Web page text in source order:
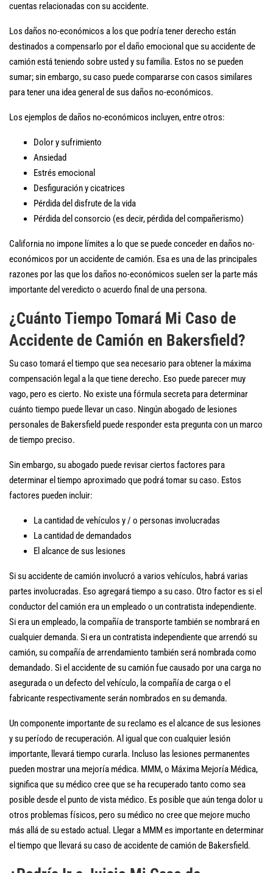
cuentas relacionadas con su accidente.
Los daños no-económicos a los que podría tener derecho están
destinados a compensarlo por el daño emocional que su accidente de
camión está teniendo sobre usted y su familia. Estos no se pueden
sumar; sin embargo, su caso puede compararse con casos similares
para tener una idea general de sus daños no-económicos.
Los ejemplos de daños no-económicos incluyen, entre otros:
Dolor y sufrimiento
Ansiedad
Estrés emocional
Desfiguración y cicatrices
Pérdida del disfrute de la vida
Pérdida del consorcio (es decir, pérdida del compañerismo)
California no impone límites a lo que se puede conceder en daños no-
económicos por un accidente de camión. Esa es una de las principales
razones por las que los daños no-económicos suelen ser la parte más
importante del veredicto o acuerdo final de una persona.
¿Cuánto Tiempo Tomará Mi Caso de
Accidente de Camión en Bakersfield?
Su caso tomará el tiempo que sea necesario para obtener la máxima
compensación legal a la que tiene derecho. Eso puede parecer muy
vago, pero es cierto. No existe una fórmula secreta para determinar
cuánto tiempo puede llevar un caso. Ningún abogado de lesiones
personales de Bakersfield puede responder esta pregunta con un marco
de tiempo preciso.
Sin embargo, su abogado puede revisar ciertos factores para
determinar el tiempo aproximado que podrá tomar su caso. Estos
factores pueden incluir:
La cantidad de vehículos y / o personas involucradas
La cantidad de demandados
El alcance de sus lesiones
Si su accidente de camión involucró a varios vehículos, habrá varias
partes involucradas. Eso agregará tiempo a su caso. Otro factor es si el
conductor del camión era un empleado o un contratista independiente.
Si era un empleado, la compañía de transporte también se nombrará en
cualquier demanda. Si era un contratista independiente que arrendó su
camión, su compañía de arrendamiento también será nombrada como
demandado. Si el accidente de su camión fue causado por una carga no
asegurada o un defecto del vehículo, la compañía de carga o el
fabricante respectivamente serán nombrados en su demanda.
Un componente importante de su reclamo es el alcance de sus lesiones
y su período de recuperación. Al igual que con cualquier lesión
importante, llevará tiempo curarla. Incluso las lesiones permanentes
pueden mostrar una mejoría médica. MMM, o Máxima Mejoría Médica,
significa que su médico cree que se ha recuperado tanto como sea
posible desde el punto de vista médico. Es posible que aún tenga dolor u
otros problemas físicos, pero su médico no cree que mejore mucho
más allá de su estado actual. Llegar a MMM es importante en determinar
el tiempo que llevará su caso de accidente de camión de Bakersfield.